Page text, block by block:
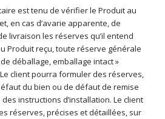
est tenu de vérifier le Produit au
en cas d’avarie apparente, de
livraison les réserves qu’il entend
Produit reçu, toute réserve générale
déballage, emballage intact »
client pourra formuler des réserves,
du bien ou de défaut de remise
instructions d’installation. Le client
réserves, précises et détaillées, sur